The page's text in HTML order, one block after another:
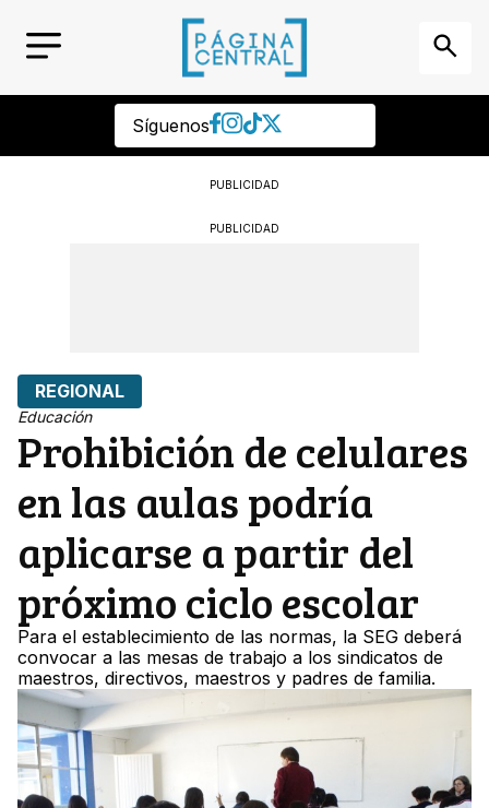
Síguenos
PUBLICIDAD
PUBLICIDAD
REGIONAL
Educación
Prohibición de celulares
en las aulas podría
aplicarse a partir del
próximo ciclo escolar
Para el establecimiento de las normas, la SEG deberá
convocar a las mesas de trabajo a los sindicatos de
maestros, directivos, maestros y padres de familia.